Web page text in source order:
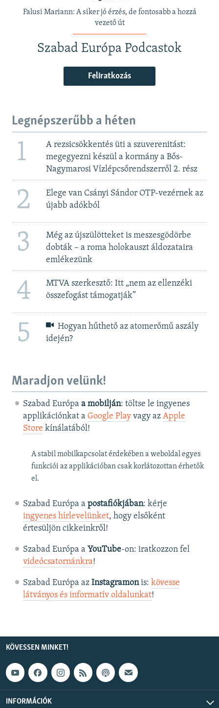
Falusi Mariann: A siker jó érzés, de fontosabb a hozzá
vezető út
Szabad Európa Podcastok
Feliratkozás
Legnépszerűbb a héten
1
A rezsicsökkentés üti a szuverenitást:
megegyezni készül a kormány a Bős-
Nagymarosi Vízlépcsőrendszerről 2. rész
2
Elege van Csányi Sándor OTP-vezérnek az
újabb adókból
3
Még az újszülötteket is meszesgödörbe
dobták – a roma holokauszt áldozataira
emlékezünk
4
MTVA szerkesztő: Itt „nem az ellenzéki
összefogást támogatják”
5
Hogyan hűthető az atomerőmű aszály
idején?
Maradjon velünk!
Szabad Európa a mobilján: töltse le ingyenes
applikációnkat a Google Playvagy az Apple
Store kínálatából!
A stabil mobilkapcsolat érdekében a weboldal egyes
funkciói az applikációban csak korlátozottan érhetők
el.
Szabad Európa a postafiókjában: kérje
ingyenes hírlevelünket, hogy elsőként
értesüljön cikkeinkről!
Szabad Európa a YouTube-on: iratkozzon fel
videócsatornánkra!
Szabad Európa az Instagramonis: kövesse
látványos és informatív oldalunkat! ​
KÖVESSEN MINKET!
INFORMÁCIÓK